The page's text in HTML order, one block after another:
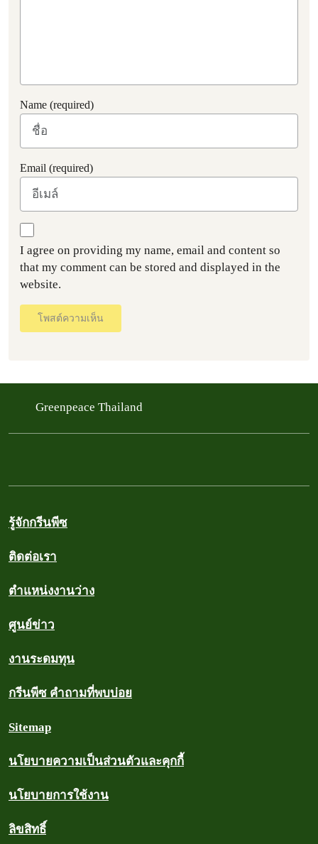
Name (required)
Email (required)
I agree on providing my name, email and content so
that my comment can be stored and displayed in the
website.
โพสต์ความเห็น
Greenpeace Thailand
รู้จักกรีนพีซ
ติดต่อเรา
ตำแหน่งงานว่าง
ศูนย์ข่าว
งานระดมทุน
กรีนพีซ คำถามที่พบบ่อย
Sitemap
นโยบายความเป็นส่วนตัวและคุกกี้
นโยบายการใช้งาน
ลิขสิทธิ์